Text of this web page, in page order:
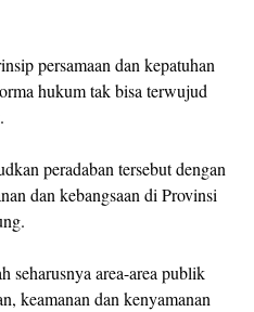
persamaan dan kepatuhan
hukum tak bisa terwujud
peradaban tersebut dengan
dan kebangsaan di Provinsi
seharusnya area-area publik
keamanan dan kenyamanan